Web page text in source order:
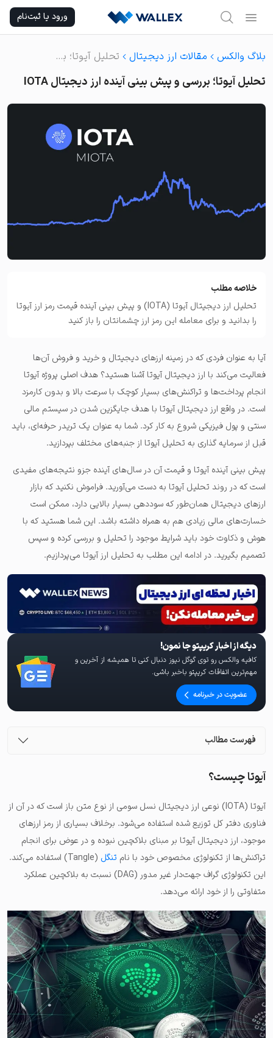
content
ورود یا ثبت‌نام
بلاگ والکس مقالات ارز دیجیتال تحلیل آیوتا؛ بررسی و پیش بینی آینده ارز دیجیتال IOTA
تحلیل آیوتا؛ بررسی و پیش بینی آینده ارز دیجیتال IOTA
خلاصه مطلب
تحلیل ارز دیجیتال آیوتا (IOTA) و پیش بینی آینده قیمت رمز ارز آیوتا
را بدانید و برای معامله این رمز ارز چشمانتان را باز کنید
آیا به عنوان فردی که در زمینه ارزهای دیجیتال و خرید و فروش آن‌ها
فعالیت می‌کند با ارز دیجیتال آیوتا آشنا هستید؟ هدف اصلی پروژه آیوتا
انجام پرداخت‌ها و تراکنش‌های بسیار کوچک با سرعت بالا و بدون کارمزد
است. در واقع ارز دیجیتال آیوتا با هدف جایگزین شدن در سیستم مالی
سنتی و پول فیزیکی شروع به کار کرد. شما به عنوان یک تریدر حرفه‌ای، باید
قبل از سرمایه گذاری به تحلیل آیوتا از جنبه‌های مختلف بپردازید.
پیش بینی آینده آیوتا و قیمت آن در سال‌های آینده جزو نتیجه‌های مفیدی
است که در روند تحلیل آیوتا به دست می‌آورید. فراموش نکنید که بازار
ارزهای دیجیتال همان‌طور که سوددهی بسیار بالایی دارد، ممکن است
خسارت‌های مالی زیادی هم به همراه داشته باشد. این شما هستید که با
هوش و ذکاوت خود باید شرایط موجود را تحلیل و بررسی کرده و سپس
تصمیم بگیرید. در ادامه این مطلب به تحلیل ارز آیوتا می‌پردازیم.
دیگه از اخبار کریپتو جا نمون!
کافیه والکس رو توی گوگل نیوز دنبال کنی تا همیشه از آخرین و
مهم‌ترین اتفاقات کریپتو باخبر باشی.
عضویت در خبرنامه
فهرست مطالب
آیوتا چیست؟
آیوتا (IOTA) نوعی ارز دیجیتال نسل سومی از نوع متن باز است که در آن از
فناوری دفتر کل توزیع شده استفاده می‌شود. برخلاف بسیاری از رمز ارزهای
موجود، ارز دیجیتال آیوتا بر مبنای بلاکچین نبوده و در عوض برای انجام
تراکنش‌ها از تکنولوژی مخصوص خود با نام تنگل
(Tangle) استفاده می‌کند.
این تکنولوژی گراف جهت‌دار غیر مدور (DAG) نسبت به بلاکچین عملکرد
متفاوتی را از خود ارائه می‌دهد.